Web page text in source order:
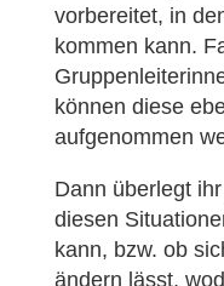
vorbereitet, in
kommen kann.
können diese
aufgenommen
Dann überlegt
diesen
kann, bzw. ob
ändern lässt,